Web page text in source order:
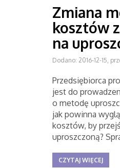
Zmiana
kosztów
na
Dodano: 2016-12-15,
Przedsiębiorca
jest do
o metodę
jak powinna
kosztów, by
uproszczoną?
CZYTAJ WIĘCEJ